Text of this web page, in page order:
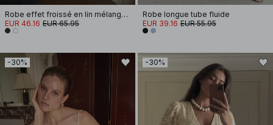
Robe effet froissé en lin mélangé à bretelles amples
EUR 46.16 EUR 65.95
Robe longue tube fluide
EUR 39.16 EUR 55.95
-30% -30%